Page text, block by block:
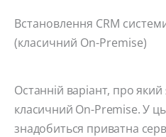
Встановлення CRM
(класичний On-Premise)
Останній варіант, про який
класичний On-Premise. У
знадобиться приватна